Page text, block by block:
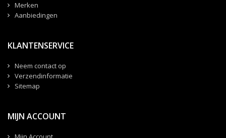
Merken
Aanbiedingen
KLANTENSERVICE
Neem contact op
Verzendinformatie
Sitemap
MIJN ACCOUNT